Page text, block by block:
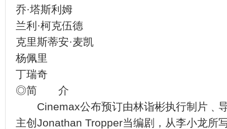
乔·塔斯利姆
兰利·柯克伍德
克里斯蒂安·麦凯
杨佩里
丁瑞奇
◎简 介
Cinemax公布预订由林诣彬执行制片﹑
主创Jonathan Tropper当编剧，从李小龙所